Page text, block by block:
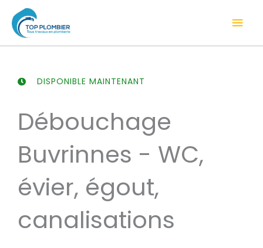
contenu
DISPONIBLE MAINTENANT
Débouchage
Buvrinnes - WC,
évier, égout,
canalisations